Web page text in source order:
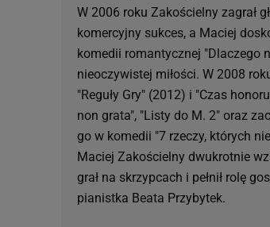
W 2006 roku Zakościelny zagrał
komercyjny sukces, a Maciej
komedii romantycznej "Dlaczego
nieoczywistej miłości. W 2008
"Reguły Gry" (2012) i "Czas
non grata", "Listy do M. 2" oraz
go w komedii "7 rzeczy, których
Maciej Zakościelny dwukrotnie
grał na skrzypcach i pełnił rolę
pianistka Beata Przybytek.